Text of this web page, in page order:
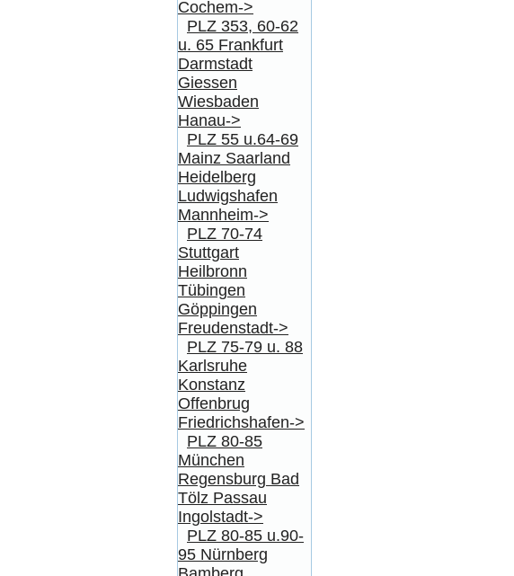
Cochem->
PLZ 353, 60-62
u. 65 Frankfurt
Darmstadt
Giessen
Wiesbaden
Hanau->
PLZ 55 u.64-69
Mainz Saarland
Heidelberg
Ludwigshafen
Mannheim->
PLZ 70-74
Stuttgart
Heilbronn
Tübingen
Göppingen
Freudenstadt->
PLZ 75-79 u. 88
Karlsruhe
Konstanz
Offenbrug
Friedrichshafen->
PLZ 80-85
München
Regensburg Bad
Tölz Passau
Ingolstadt->
PLZ 80-85 u.90-
95 Nürnberg